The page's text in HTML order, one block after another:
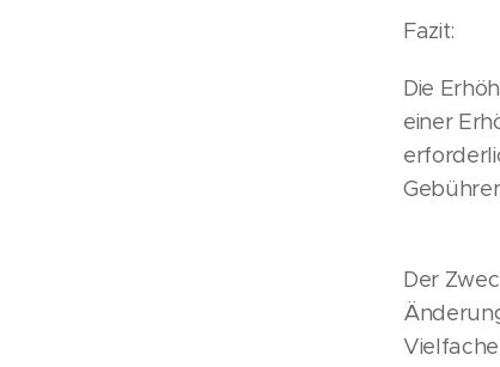
Fazit:
Die
einer
Der